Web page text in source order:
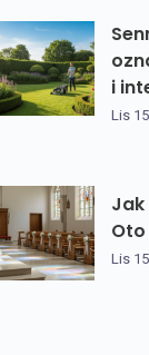
i
Lis
Jak
Lis